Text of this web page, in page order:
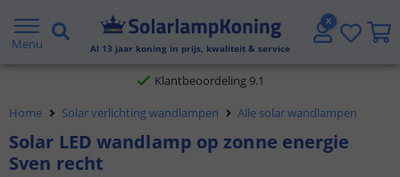
Menu Al 13 jaar koning in prijs, kwaliteit & service
Gratis verzending vanaf € 20,- NL en BE
Klantbeoordeling 9.1
Voor 23:45 uur besteld, morgen in huis
Home Solar verlichting wandlampen Alle solar wandlampen
Solar LED wandlamp op zonne energie
Sven recht